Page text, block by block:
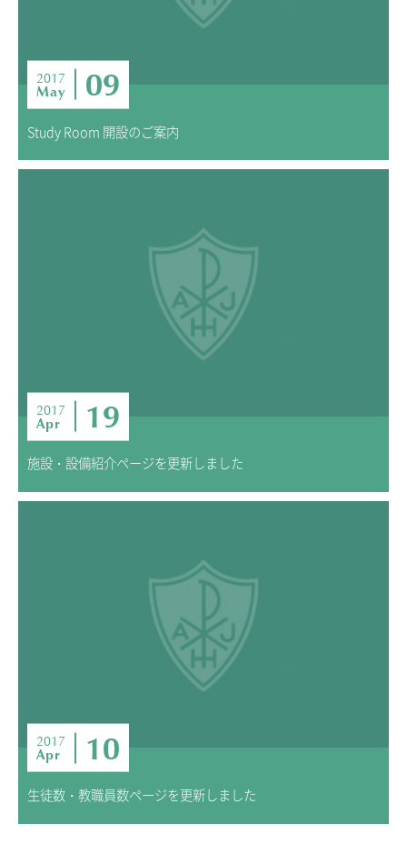
2017
May 09
Study Room 開設のご案内
2017
Apr 19
施設・設備紹介ページを更新しました
2017
Apr 10
生徒数・教職員数ページを更新しました